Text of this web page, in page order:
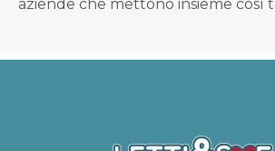
aziende che mettono insieme così